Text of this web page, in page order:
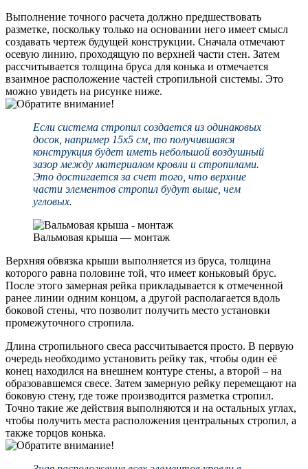
Выполнение точного расчета должно предшествовать
разметке, поскольку только на основании него имеет смысл
создавать чертеж будущей конструкции. Сначала отмечают
осевую линию, проходящую по верхней части стен. Затем
рассчитывается толщина бруса для конька и отмечается
взаимное расположение частей стропильной системы. Это
можно увидеть на рисунке ниже.
Если система стропил создается из одинаковых
досок, например 15х5 см, то получившаяся
конструкция будет иметь небольшой воздушный
зазор между материалом кровли и стропилами.
Это достигается за счет того, что верхние
части элементов стропил будут выше, чем
угловых.
Вальмовая крыша — монтаж
Верхняя обвязка крыши выполняется из бруса, толщина
которого равна половине той, что имеет коньковый брус.
После этого замерная рейка прикладывается к отмеченной
ранее линии одним концом, а другой располагается вдоль
боковой стены, что позволит получить место установки
промежуточного стропила.
Длина стропильного свеса рассчитывается просто. В первую
очередь необходимо установить рейку так, чтобы один её
конец находился на внешнем контуре стены, а второй – на
образовавшемся свесе. Затем замерную рейку перемещают на
боковую стену, где тоже производится разметка стропил.
Точно такие же действия выполняются и на остальных углах,
чтобы получить места расположения центральных стропил, а
также торцов конька.